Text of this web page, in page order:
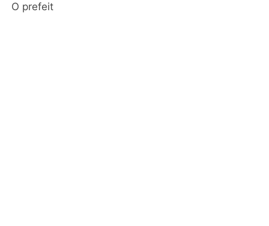
O prefeit